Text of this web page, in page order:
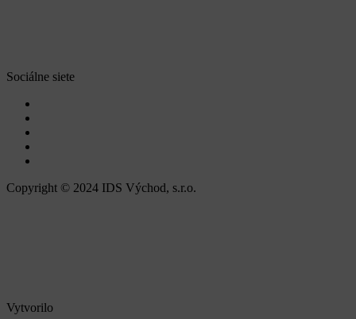
Sociálne siete
Copyright © 2024 IDS Východ, s.r.o.
Vytvorilo